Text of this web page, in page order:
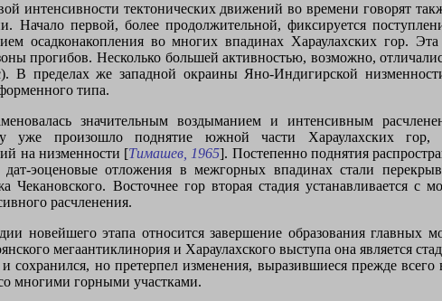
интенсивности тектонических движений во времени говорят
Начало первой, более продолжительной, фиксируется
осадконакопления во многих впадинах Хараулахских гор.
прогибов. Несколько большей активностью, возможно,
В пределах же западной окраины Яно-Индигирской
типа.
значительным воздыманием и интенсивным
уже произошло поднятие южной части Хараулахских
на низменности [Тимашев, 1965]. Постепенно поднятия
эоценовые отложения в межгорных впадинах стали
Чекановского. Восточнее гор вторая стадия устанавливается с
расчленения.
новейшего этапа относится завершение образования
мегаантиклинория и Хараулахского выступа она является
сохранился, но претерпел изменения, выразившиеся прежде
многими горными участками.